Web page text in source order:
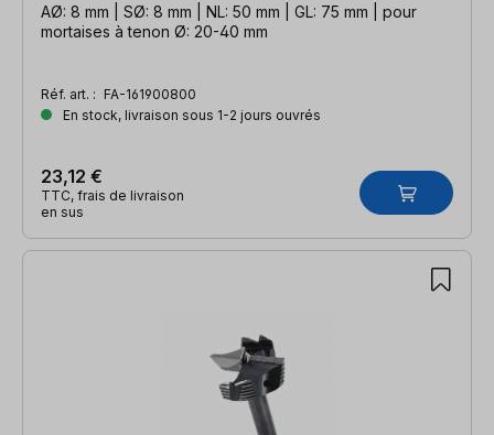
AØ: 8 mm | SØ: 8 mm | NL: 50 mm | GL: 75 mm | pour
mortaises à tenon Ø: 20-40 mm
Réf. art. : FA-161900800
En stock, livraison sous 1-2 jours ouvrés
23,12 €
TTC, frais de livraison
en sus